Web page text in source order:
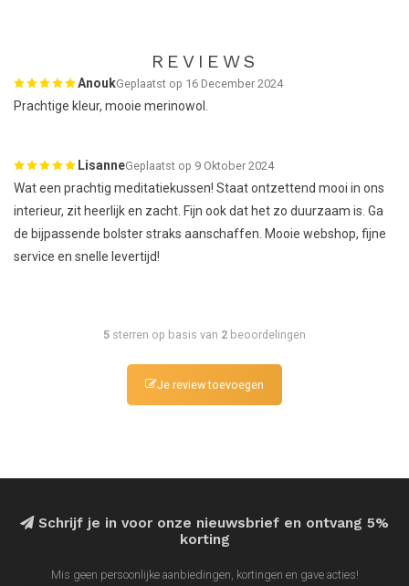
REVIEWS
AnoukGeplaatst op 16 December 2024
Prachtige kleur, mooie merinowol.
LisanneGeplaatst op 9 Oktober 2024
Wat een prachtig meditatiekussen! Staat ontzettend mooi in ons
interieur, zit heerlijk en zacht. Fijn ook dat het zo duurzaam is. Ga
de bijpassende bolster straks aanschaffen. Mooie webshop, fijne
service en snelle levertijd!
5 sterren op basis van 2 beoordelingen
Je review toevoegen
Schrijf je in voor onze nieuwsbrief en ontvang 5%
korting
Mis geen persoonlijke aanbiedingen, kortingen en gave acties!